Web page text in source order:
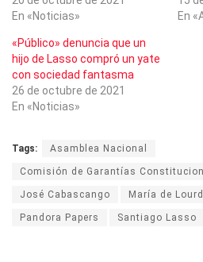
En «Noticias»
En
«Público» denuncia que un
hijo de Lasso compró un yate
con sociedad fantasma
26 de octubre de 2021
En «Noticias»
Tags: Asamblea Nacional
Comisión de Garantías
José Cabascango María de
Pandora Papers Santiago Lasso